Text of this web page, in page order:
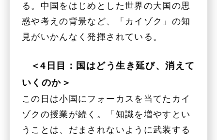
る。中国をはじめとした世界の大国の思
惑や考えの背景など、「カイゾク」の知
見がいかんなく発揮されている。
＜4日目：国はどう生き延び、消えて
いくのか＞
この日は小国にフォーカスを当てたカイ
ゾクの授業が続く。「知識を増やすとい
うことは、だまされないように武装する